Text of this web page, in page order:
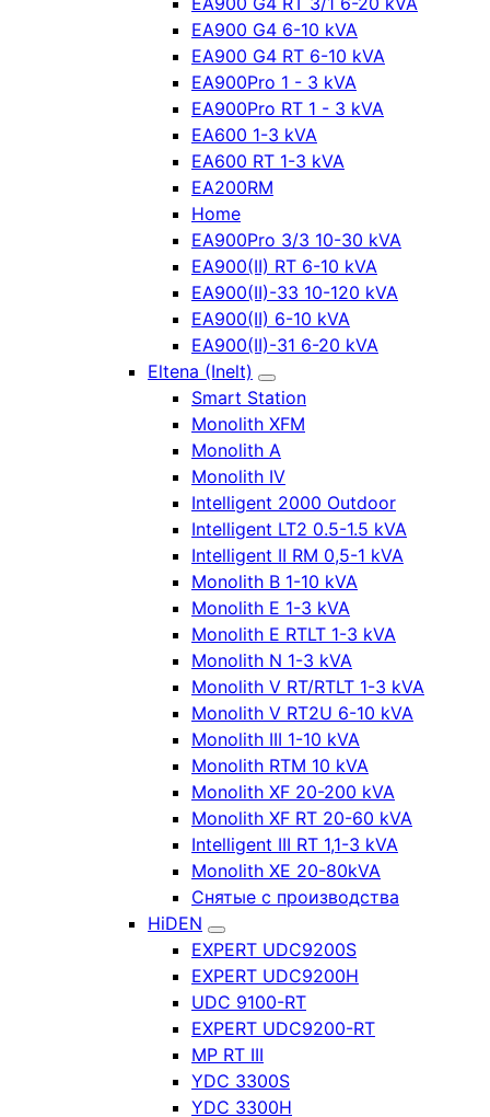
EA900 G4 6-10 kVA
EA900 G4 RT 6-10 kVA
EA900Pro 1 - 3 kVA
EA900Pro RT 1 - 3 kVA
EA600 1-3 kVA
EA600 RT 1-3 kVA
EA200RM
Home
EA900Pro 3/3 10-30 kVA
EA900(II) RT 6-10 kVA
EA900(II)-33 10-120 kVA
EA900(II) 6-10 kVA
EA900(II)-31 6-20 kVA
Eltena (Inelt)
Smart Station
Monolith XFM
Monolith A
Monolith IV
Intelligent 2000 Outdoor
Intelligent LT2 0.5-1.5 kVA
Intelligent II RM 0,5-1 kVA
Monolith B 1-10 kVA
Monolith E 1-3 kVA
Monolith E RTLT 1-3 kVA
Monolith N 1-3 kVA
Monolith V RT/RTLT 1-3 kVA
Monolith V RT2U 6-10 kVA
Monolith III 1-10 kVA
Monolith RTM 10 kVA
Monolith XF 20-200 kVA
Monolith XF RT 20-60 kVA
Intelligent III RT 1,1-3 kVA
Monolith XE 20-80kVA
Снятые с производства
HiDEN
EXPERT UDC9200S
EXPERT UDC9200H
UDC 9100-RT
EXPERT UDC9200-RT
MP RT III
YDC 3300S
YDC 3300H